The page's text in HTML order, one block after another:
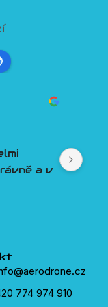
a v
774 974 910